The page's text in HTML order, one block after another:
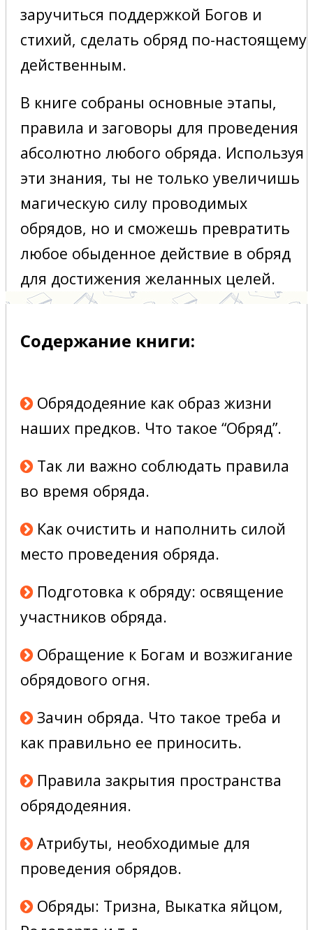
заручиться поддержкой Богов и
стихий, сделать обряд по-настоящему
действенным.
В книге собраны основные этапы,
правила и заговоры для проведения
абсолютно любого обряда. Используя
эти знания, ты не только увеличишь
магическую силу проводимых
обрядов, но и сможешь превратить
любое обыденное действие в обряд
для достижения желанных целей.
Содержание книги:
Обрядодеяние как образ жизни
наших предков. Что такое “Обряд”.
Так ли важно соблюдать правила
во время обряда.
Как очистить и наполнить силой
место проведения обряда.
Подготовка к обряду: освящение
участников обряда.
Обращение к Богам и возжигание
обрядового огня.
Зачин обряда. Что такое треба и
как правильно ее приносить.
Правила закрытия пространства
обрядодеяния.
Атрибуты, необходимые для
проведения обрядов.
Обряды: Тризна, Выкатка яйцом,